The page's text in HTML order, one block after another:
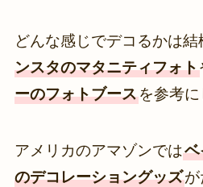
どんな感じでデコるかは結
ンスタのマタニティフォト
ーのフォトブースを参考に
アメリカのアマゾンではベ
のデコレーショングッズが